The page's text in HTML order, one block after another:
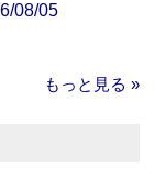
08/05
もっと見る »